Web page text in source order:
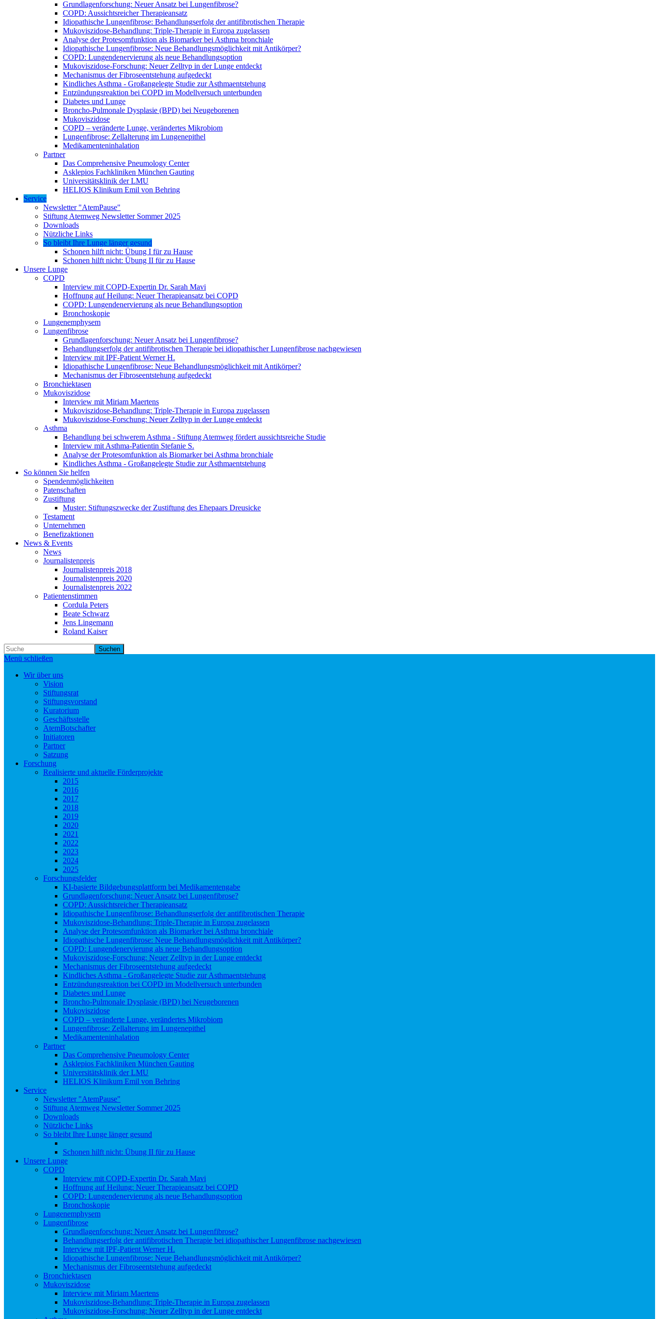
Grundlagenforschung: Neuer Ansatz bei Lungenfibrose?
COPD: Aussichtsreicher Therapieansatz
Idiopathische Lungenfibrose: Behandlungserfolg der antifibrotischen Therapie
Mukoviszidose-Behandlung: Triple-Therapie in Europa zugelassen
Analyse der Protesomfunktion als Biomarker bei Asthma bronchiale
Idiopathische Lungenfibrose: Neue Behandlungsmöglichkeit mit Antikörper?
COPD: Lungendenervierung als neue Behandlungsoption
Mukoviszidose-Forschung: Neuer Zelltyp in der Lunge entdeckt
Mechanismus der Fibroseentstehung aufgedeckt
Kindliches Asthma - Großangelegte Studie zur Asthmaentstehung
Entzündungsreaktion bei COPD im Modellversuch unterbunden
Diabetes und Lunge
Broncho-Pulmonale Dysplasie (BPD) bei Neugeborenen
Mukoviszidose
COPD – veränderte Lunge, verändertes Mikrobiom
Lungenfibrose: Zellalterung im Lungenepithel
Medikamenteninhalation
Partner
Das Comprehensive Pneumology Center
Asklepios Fachkliniken München Gauting
Universitätsklinik der LMU
HELIOS Klinikum Emil von Behring
Service
Newsletter "AtemPause"
Stiftung Atemweg Newsletter Sommer 2025
Downloads
Nützliche Links
So bleibt Ihre Lunge länger gesund
Schonen hilft nicht: Übung I für zu Hause
Schonen hilft nicht: Übung II für zu Hause
Unsere Lunge
COPD
Interview mit COPD-Expertin Dr. Sarah Mavi
Hoffnung auf Heilung: Neuer Therapieansatz bei COPD
COPD: Lungendenervierung als neue Behandlungsoption
Bronchoskopie
Lungenemphysem
Lungenfibrose
Grundlagenforschung: Neuer Ansatz bei Lungenfibrose?
Behandlungserfolg der antifibrotischen Therapie bei idiopathischer Lungenfibrose nachgewiesen
Interview mit IPF-Patient Werner H.
Idiopathische Lungenfibrose: Neue Behandlungsmöglichkeit mit Antikörper?
Mechanismus der Fibroseentstehung aufgedeckt
Bronchiektasen
Mukoviszidose
Interview mit Miriam Maertens
Mukoviszidose-Behandlung: Triple-Therapie in Europa zugelassen
Mukoviszidose-Forschung: Neuer Zelltyp in der Lunge entdeckt
Asthma
Behandlung bei schwerem Asthma - Stiftung Atemweg fördert aussichtsreiche Studie
Interview mit Asthma-Patientin Stefanie S.
Analyse der Protesomfunktion als Biomarker bei Asthma bronchiale
Kindliches Asthma - Großangelegte Studie zur Asthmaentstehung
So können Sie helfen
Spendenmöglichkeiten
Patenschaften
Zustiftung
Muster: Stiftungszwecke der Zustiftung des Ehepaars Dreusicke
Testament
Unternehmen
Benefizaktionen
News & Events
News
Journalistenpreis
Journalistenpreis 2018
Journalistenpreis 2020
Journalistenpreis 2022
Patientenstimmen
Cordula Peters
Beate Schwarz
Jens Lingemann
Roland Kaiser
Suchen
Menü schließen
Wir über uns
Vision
Stiftungsrat
Stiftungsvorstand
Kuratorium
Geschäftsstelle
AtemBotschafter
Initiatoren
Partner
Satzung
Forschung
Realisierte und aktuelle Förderprojekte
2015
2016
2017
2018
2019
2020
2021
2022
2023
2024
2025
Forschungsfelder
KI-basierte Bildgebungsplattform bei Medikamentengabe
Grundlagenforschung: Neuer Ansatz bei Lungenfibrose?
COPD: Aussichtsreicher Therapieansatz
Idiopathische Lungenfibrose: Behandlungserfolg der antifibrotischen Therapie
Mukoviszidose-Behandlung: Triple-Therapie in Europa zugelassen
Analyse der Protesomfunktion als Biomarker bei Asthma bronchiale
Idiopathische Lungenfibrose: Neue Behandlungsmöglichkeit mit Antikörper?
COPD: Lungendenervierung als neue Behandlungsoption
Mukoviszidose-Forschung: Neuer Zelltyp in der Lunge entdeckt
Mechanismus der Fibroseentstehung aufgedeckt
Kindliches Asthma - Großangelegte Studie zur Asthmaentstehung
Entzündungsreaktion bei COPD im Modellversuch unterbunden
Diabetes und Lunge
Broncho-Pulmonale Dysplasie (BPD) bei Neugeborenen
Mukoviszidose
COPD – veränderte Lunge, verändertes Mikrobiom
Lungenfibrose: Zellalterung im Lungenepithel
Medikamenteninhalation
Partner
Das Comprehensive Pneumology Center
Asklepios Fachkliniken München Gauting
Universitätsklinik der LMU
HELIOS Klinikum Emil von Behring
Service
Newsletter "AtemPause"
Stiftung Atemweg Newsletter Sommer 2025
Downloads
Nützliche Links
So bleibt Ihre Lunge länger gesund
Schonen hilft nicht: Übung II für zu Hause
Unsere Lunge
COPD
Interview mit COPD-Expertin Dr. Sarah Mavi
Hoffnung auf Heilung: Neuer Therapieansatz bei COPD
COPD: Lungendenervierung als neue Behandlungsoption
Bronchoskopie
Lungenemphysem
Lungenfibrose
Grundlagenforschung: Neuer Ansatz bei Lungenfibrose?
Behandlungserfolg der antifibrotischen Therapie bei idiopathischer Lungenfibrose nachgewiesen
Interview mit IPF-Patient Werner H.
Idiopathische Lungenfibrose: Neue Behandlungsmöglichkeit mit Antikörper?
Mechanismus der Fibroseentstehung aufgedeckt
Bronchiektasen
Mukoviszidose
Interview mit Miriam Maertens
Mukoviszidose-Behandlung: Triple-Therapie in Europa zugelassen
Mukoviszidose-Forschung: Neuer Zelltyp in der Lunge entdeckt